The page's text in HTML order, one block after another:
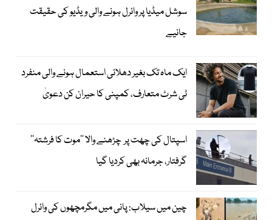
سوشل میڈیا پر وائرل ہونے والی ویڈیو کی حقیقت
جانیے
ایک ماہ تک بغیر دھلائی استعمال ہونے والی منفرد
ٹی شرٹ متعارف، کمپنی کا حیران کن دعویٰ
اسپتال کی چھت پر چڑھنے والا ’’موت کا فرشتہ‘‘
گرفتار، جرمانہ بھی کردیا گیا
چین میں سیلاب: پانی میں مگرمچھوں کی وائرل